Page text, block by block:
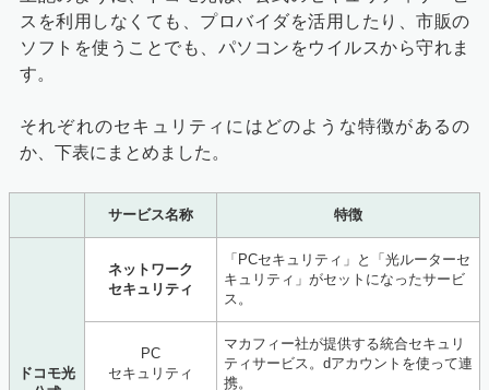
スを利用しなくても、プロバイダを活用したり、市販の
ソフトを使うことでも、パソコンをウイルスから守れま
す。
それぞれのセキュリティにはどのような特徴があるの
か、下表にまとめました。
サービス名称 特徴
ドコモ光
ネットワーク
セキュリティ
「PCセキュリティ」と「光ルーターセ
キュリティ」がセットになったサービ
ス。
PC
セキュリティ
マカフィー社が提供する統合セキュリ
ティサービス。dアカウントを使って連
携。